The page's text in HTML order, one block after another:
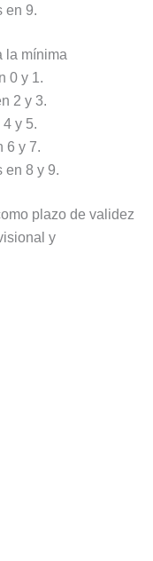
en 9.
la mínima
0 y 1.
2 y 3.
y 5.
6 y 7.
en 8 y 9.
plazo de validez
y